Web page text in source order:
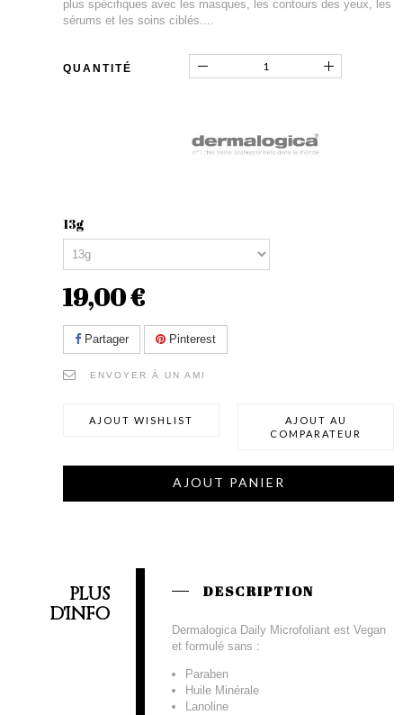
plus spécifiques avec les masques, les contours des yeux, les
sérums et les soins ciblés....
QUANTITÉ
13g
19,00 €
Partager Pinterest
ENVOYER À UN AMI
AJOUT WISHLIST
AJOUT AU
COMPARATEUR
AJOUT PANIER
PLUS
D'INFO
DESCRIPTION
Dermalogica Daily Microfoliant est Vegan
et formulé sans :
Paraben
Huile Minérale
Lanoline